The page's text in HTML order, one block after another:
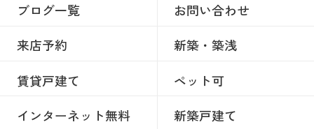
ブログ一覧
お問い合わせ
来店予約
新築・築浅
賃貸戸建て
ペット可
インターネット無料
新築戸建て